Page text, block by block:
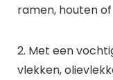
ramen, houten
2. Met een
vlekken,